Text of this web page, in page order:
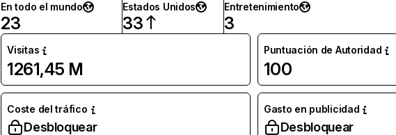
En todo el mundo
23
Estados Unidos
33
Entretenimiento
3
Visitas
1261,45 M
Puntuación de Autoridad
100
Coste del tráfico
Desbloquear
Gasto en publicidad
Desbloquear